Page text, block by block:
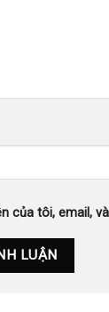
của tôi, email,